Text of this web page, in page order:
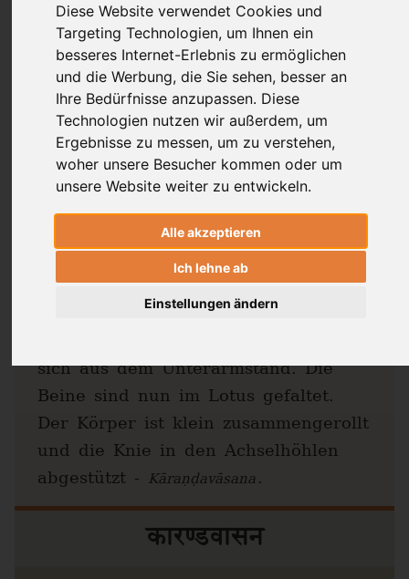
Diese Website verwendet Cookies und
Targeting Technologien, um Ihnen ein
besseres Internet-Erlebnis zu ermöglichen
und die Werbung, die Sie sehen, besser an
Ihre Bedürfnisse anzupassen. Diese
Technologien nutzen wir außerdem, um
Ergebnisse zu messen, um zu verstehen,
woher unsere Besucher kommen oder um
unsere Website weiter zu entwickeln.
Alle akzeptieren
Ich lehne ab
Einstellungen ändern
Kāraṇḍavāsana: Himalaya
Dr. Ronald Steiner
sich aus dem Unterarmstand. Die
Beine sind nun im Lotus gefaltet.
Der Körper ist klein zusammengerollt
und die Knie in den Achselhöhlen
abgestützt - Kāraṇḍavāsana.
कारण्डवासन